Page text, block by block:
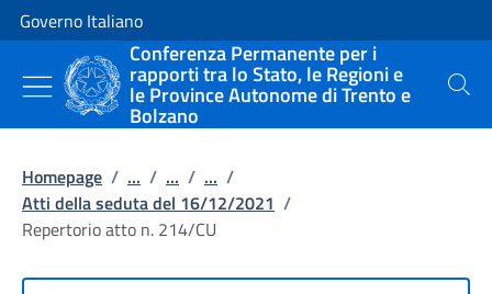
Vai al contenuto
Vai alla navigazione del sito
Governo Italiano
Conferenza Permanente per i
rapporti tra lo Stato, le Regioni e
le Province Autonome di Trento e
Bolzano
Cerca
Homepage / ... / ... / ... /
Atti della seduta del 16/12/2021 /
Repertorio atto n. 214/CU